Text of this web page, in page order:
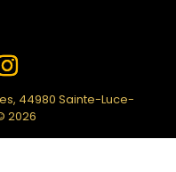
44980 Sainte-Luce-
2026